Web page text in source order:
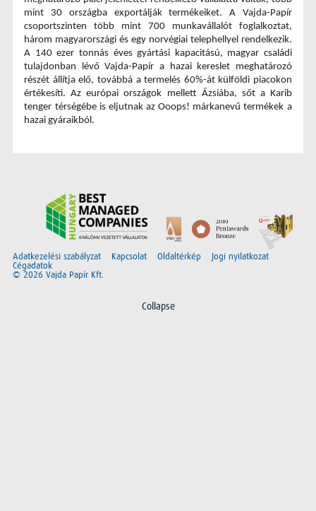
mint 30 országba exportálják termékeiket. A Vajda-Papír
csoportszinten több mint 700 munkavállalót foglalkoztat,
három magyarországi és egy norvégiai telephellyel rendelkezik.
A 140 ezer tonnás éves gyártási kapacitású, magyar családi
tulajdonban lévő Vajda-Papír a hazai kereslet meghatározó
részét állítja elő, továbbá a termelés 60%-át külföldi piacokon
értékesíti. Az európai országok mellett Ázsiába, sőt a Karib
tenger térségébe is eljutnak az Ooops! márkanevű termékek a
hazai gyáraikból.
Adatkezelési szabályzat Kapcsolat Oldaltérkép
Jogi nyilatkozat
Cégadatok
© 2026 Vajda Papír Kft.
Collapse